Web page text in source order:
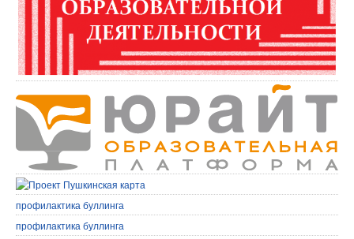
профилактика буллинга
профилактика буллинга